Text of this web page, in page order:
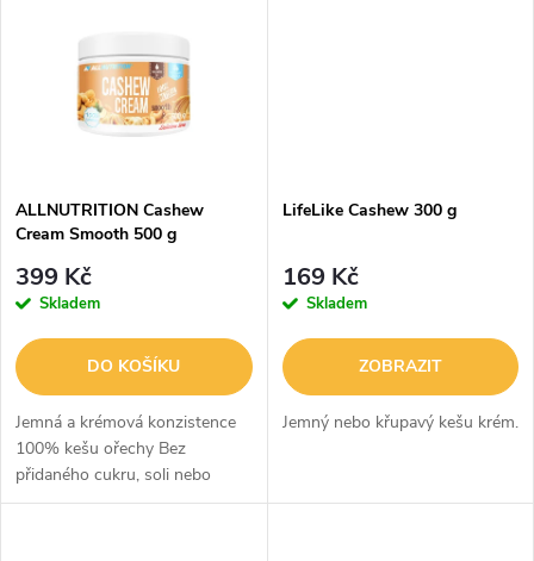
ALLNUTRITION Cashew
Cream Smooth 500 g
399 Kč
Skladem
DO KOŠÍKU
Jemná a krémová konzistence
100% kešu ořechy Bez
přidaného cukru, soli nebo
palmového oleje Lahodné
LifeLike Cashew 300 g
169 Kč
Skladem
ZOBRAZIT
Jemný nebo křupavý kešu krém.